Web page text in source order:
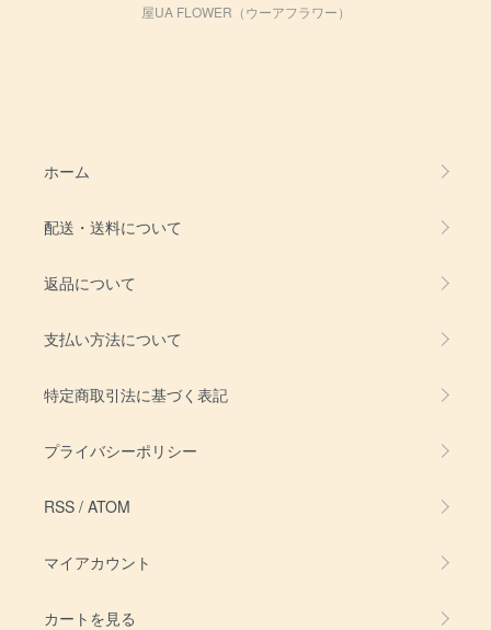
屋UA FLOWER（ウーアフラワー）
ホーム
配送・送料について
返品について
支払い方法について
特定商取引法に基づく表記
プライバシーポリシー
RSS / ATOM
マイアカウント
カートを見る